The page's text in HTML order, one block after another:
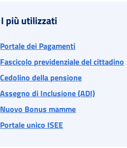
I più utilizzati
Portale dei Pagamenti
Fascicolo previdenziale del cittadino
Cedolino della pensione
Assegno di Inclusione (ADI)
Nuovo Bonus mamme
Portale unico ISEE